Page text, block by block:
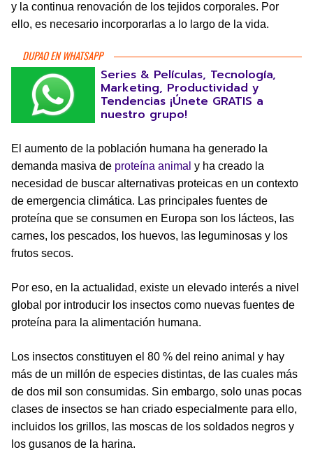
y la continua renovación de los tejidos corporales. Por
ello, es necesario incorporarlas a lo largo de la vida.
DUPAO EN WHATSAPP
Series & Películas, Tecnología,
Marketing, Productividad y
Tendencias ¡Únete GRATIS a
nuestro grupo!
El aumento de la población humana ha generado la
demanda masiva de proteína animal y ha creado la
necesidad de buscar alternativas proteicas en un contexto
de emergencia climática. Las principales fuentes de
proteína que se consumen en Europa son los lácteos, las
carnes, los pescados, los huevos, las leguminosas y los
frutos secos.
Por eso, en la actualidad, existe un elevado interés a nivel
global por introducir los insectos como nuevas fuentes de
proteína para la alimentación humana.
Los insectos constituyen el 80 % del reino animal y hay
más de un millón de especies distintas, de las cuales más
de dos mil son consumidas. Sin embargo, solo unas pocas
clases de insectos se han criado especialmente para ello,
incluidos los grillos, las moscas de los soldados negros y
los gusanos de la harina.